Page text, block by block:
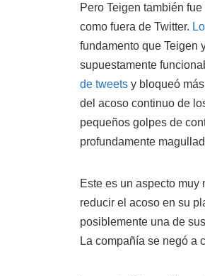
Pero Teigen también
como fuera de Twitter.
fundamento que Teigen
supuestamente
de tweets y bloqueó
del acoso continuo de
pequeños golpes de
profundamente
Este es un aspecto muy
reducir el acoso en su
posiblemente una de
La compañía se negó a